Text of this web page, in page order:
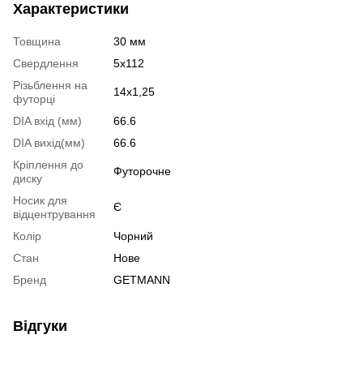
Характеристики
Товщина
30 мм
Свердлення
5х112
Різьблення на
футорці
14х1,25
DIA вхід (мм)
66.6
DIA вихід(мм)
66.6
Кріплення до
диску
Футорочне
Носик для
відцентрування
Є
Колір
Чорний
Стан
Нове
Бренд
GETMANN
Відгуки